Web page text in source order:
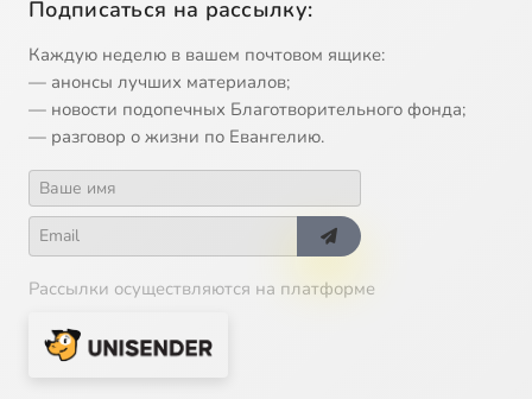
Подписаться на рассылку:
Каждую неделю в вашем почтовом ящике:
— анонсы лучших материалов;
— новости подопечных Благотворительного фонда;
— разговор о жизни по Евангелию.
Рассылки осуществляются на платформе